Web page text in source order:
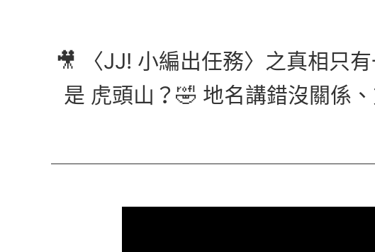
🎥 〈JJ! 小編出任務〉之真相只
是 虎頭山？🤣 地名講錯沒關係